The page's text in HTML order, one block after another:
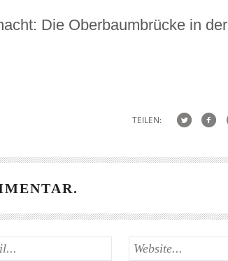
Die Oberbaumbrücke in der
TEILEN: